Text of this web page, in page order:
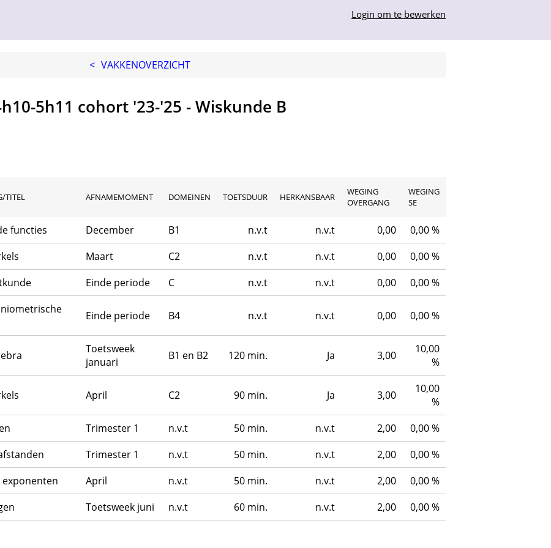
Login om te bewerken
< VAKKENOVERZICHT
5h11 cohort '23-'25 - Wiskunde B
TITEL AFNAMEMOMENT DOMEINEN TOETSDUUR HERKANSBAAR
WEGING
OVERGANG
WEGING
SE
functies December B1 n.v.t n.v.t 0,00
0,00 %
Maart C2 n.v.t n.v.t 0,00
0,00 %
Einde periode C n.v.t n.v.t 0,00 0,00 %
Einde periode B4 n.v.t n.v.t 0,00 0,00 %
Toetsweek
januari
B1 en B2 120 min. Ja 3,00
10,00
%
April C2 90 min. Ja 3,00
10,00
%
Trimester 1 n.v.t 50 min. n.v.t 2,00
0,00 %
Trimester 1 n.v.t 50 min. n.v.t 2,00
0,00 %
April n.v.t 50 min. n.v.t 2,00
0,00 %
Toetsweek juni n.v.t 60 min. n.v.t 2,00 0,00 %